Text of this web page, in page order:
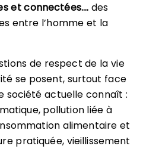
et connectées…. des
entre l’homme et la
de respect de la vie
se posent, surtout face
société actuelle connaît :
pollution liée à
alimentaire et
pratiquée, vieillissement